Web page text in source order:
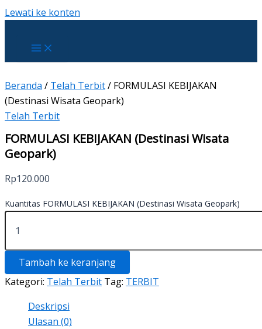
Lewati ke konten
Beranda / Telah Terbit/ FORMULASI KEBIJAKAN
(Destinasi Wisata Geopark)
Telah Terbit
FORMULASI KEBIJAKAN (Destinasi Wisata
Geopark)
Rp120.000
Kuantitas FORMULASI KEBIJAKAN (Destinasi Wisata Geopark)
Tambah ke keranjang
Kategori: Telah Terbit Tag: TERBIT
Deskripsi
Ulasan (0)